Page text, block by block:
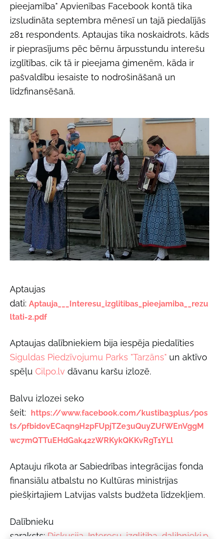
pieejamība" Apvienības Facebook kontā tika
izsludināta septembra mēnesī un tajā piedalījās
281 respondents. Aptaujas tika noskaidrots, kāds
ir pieprasījums pēc bērnu ārpusstundu interešu
izglītības, cik tā ir pieejama ģimenēm, kāda ir
pašvaldību iesaiste to nodrošināšanā un
līdzfinansēšanā.
Aptaujas
dati: Aptauja___Interesu_izglitibas_pieejamiba__rezu
ltati-2.pdf
Aptaujas dalībniekiem bija iespēja piedalīties
Siguldas Piedzīvojumu Parks "Tarzāns" un aktīvo
spēļu Cilpo.lv dāvanu karšu izlozē.
Balvu izlozei seko
šeit: https://www.facebook.com/kustiba3plus/pos
ts/pfbid0vECaqn9H2pFUpjTZe3uQuyZUfWEnVggM
wc7mQTTuEHdGak42zWRKykQKKvRgT1YLl
Aptauju rīkota ar Sabiedrības integrācijas fonda
finansiālu atbalstu no Kultūras ministrijas
piešķirtajiem Latvijas valsts budžeta līdzekļiem.
Dalībnieku
saraksts: Diskusija_Interesu_izglitiba_dalibnieki.p